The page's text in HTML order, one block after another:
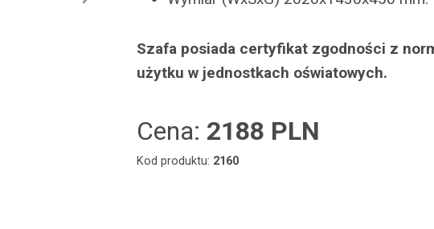
Szafa posiada certyfikat zgodności z
użytku w jednostkach oświatowych.
Cena: 2188 PLN
Kod produktu: 2160